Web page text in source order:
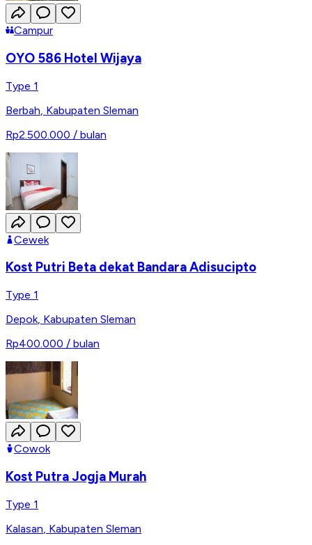
Campur
OYO 586 Hotel Wijaya
Type 1
Berbah Kabupaten Sleman
Rp2.500.000 / bulan
Cewek
Kost Putri Beta dekat Bandara Adisucipto
Type 1
Depok, Kabupaten Sleman
Rp400.000 / bulan
Cowok
Kost Putra Jogja Murah
Type 1
Kalasan Kabupaten Sleman